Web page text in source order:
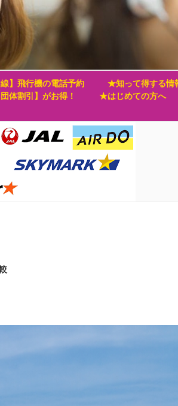
】飛行機の電話予約
★知って得する情
体割引】がお得！
★はじめての方へ